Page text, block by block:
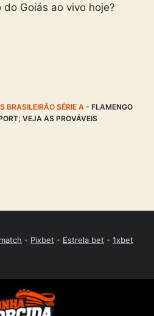
Goiás ao vivo hoje?
BRASILEIRÃO SÉRIE A- FLAMENGO
VEJA AS PROVÁVEIS
- Pixbet - Estrela bet - 1xbet